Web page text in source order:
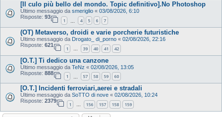
[Il culo più bello del mondo. Topic definitivo].No Photoshop
Ultimo messaggio da smeriglio « 03/08/2026, 6:10
Risposte: 93
1 4 5 6 7
(OT) Metaverso, droidi e varie porcherie futuristiche
Ultimo messaggio da Drogato_ di_porno « 02/08/2026, 22:16
Risposte: 621
1 … 39 40 41 42
[O.T.] Ti dedico una canzone
Ultimo messaggio da TeNz « 02/08/2026, 13:05
Risposte: 888
1 57 58 59 60
[O.T.] Incidenti ferroviari,aerei e stradali
Ultimo messaggio da SoTTO di nove « 02/08/2026, 10:24
Risposte: 2379
1 … 156 157 158 159